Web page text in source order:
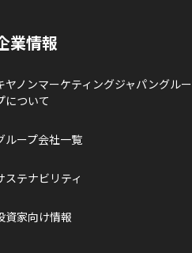
業情報
ヤノンマーケティングジャパングルー
について
ループ会社一覧
ステナビリティ
資家向け情報